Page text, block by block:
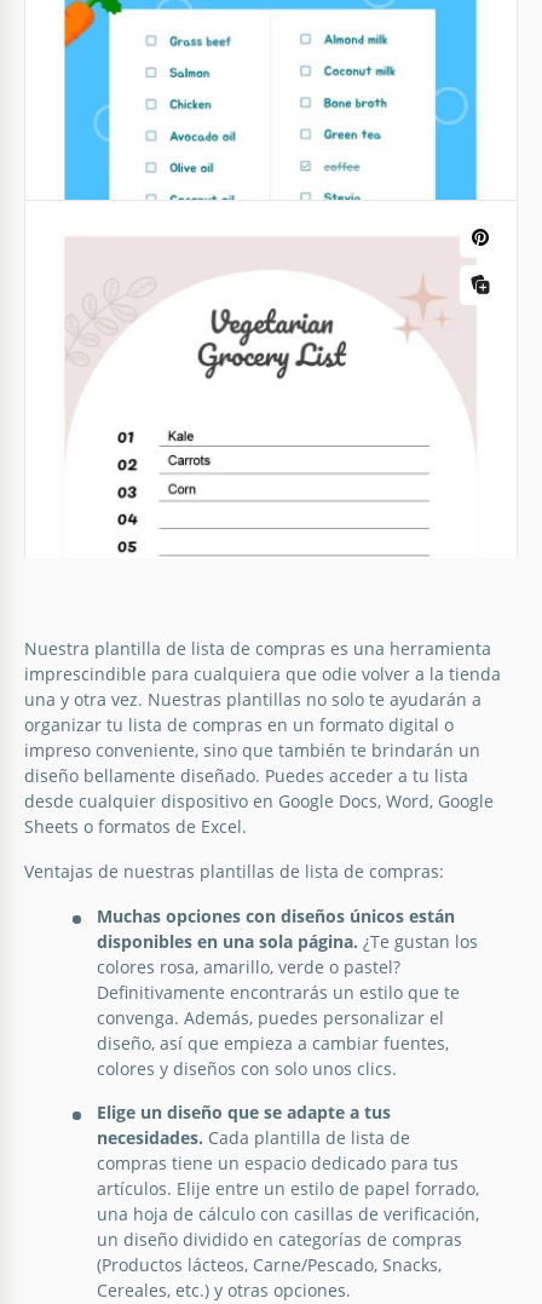
alimentos? Usa nuestra lista de verificación para no
olvidar nada. Llena tu cesta solo con las cosas que
realmente necesitas.
Google Sheets
Lista de compras ilustrada.
¿Qué opinas de las listas de compras para el
supermercado? Pueden ser bastante útiles si olvidas
con frecuencia comprar algo.
Google Docs
Lista de compras vegetariana
¿Olvidas constantemente lo que necesitas comprar
en la tienda? Te recomendamos usar la lista, donde
puedes agregar fácilmente cualquier información.
Google Slides
Nuestra plantilla de lista de compras es una herramienta
imprescindible para cualquiera que odie volver a la tienda
una y otra vez. Nuestras plantillas no solo te ayudarán a
organizar tu lista de compras en un formato digital o
impreso conveniente, sino que también te brindarán un
diseño bellamente diseñado. Puedes acceder a tu lista
desde cualquier dispositivo en Google Docs, Word, Google
Sheets o formatos de Excel.
Ventajas de nuestras plantillas de lista de compras:
Muchas opciones con diseños únicos están
disponibles en una sola página. ¿Te gustan los
colores rosa, amarillo, verde o pastel?
Definitivamente encontrarás un estilo que te
convenga. Además, puedes personalizar el
diseño, así que empieza a cambiar fuentes,
colores y diseños con solo unos clics.
Elige un diseño que se adapte a tus
necesidades. Cada plantilla de lista de
compras tiene un espacio dedicado para tus
artículos. Elije entre un estilo de papel forrado,
una hoja de cálculo con casillas de verificación,
un diseño dividido en categorías de compras
(Productos lácteos, Carne/Pescado, Snacks,
Cereales, etc.) y otras opciones.